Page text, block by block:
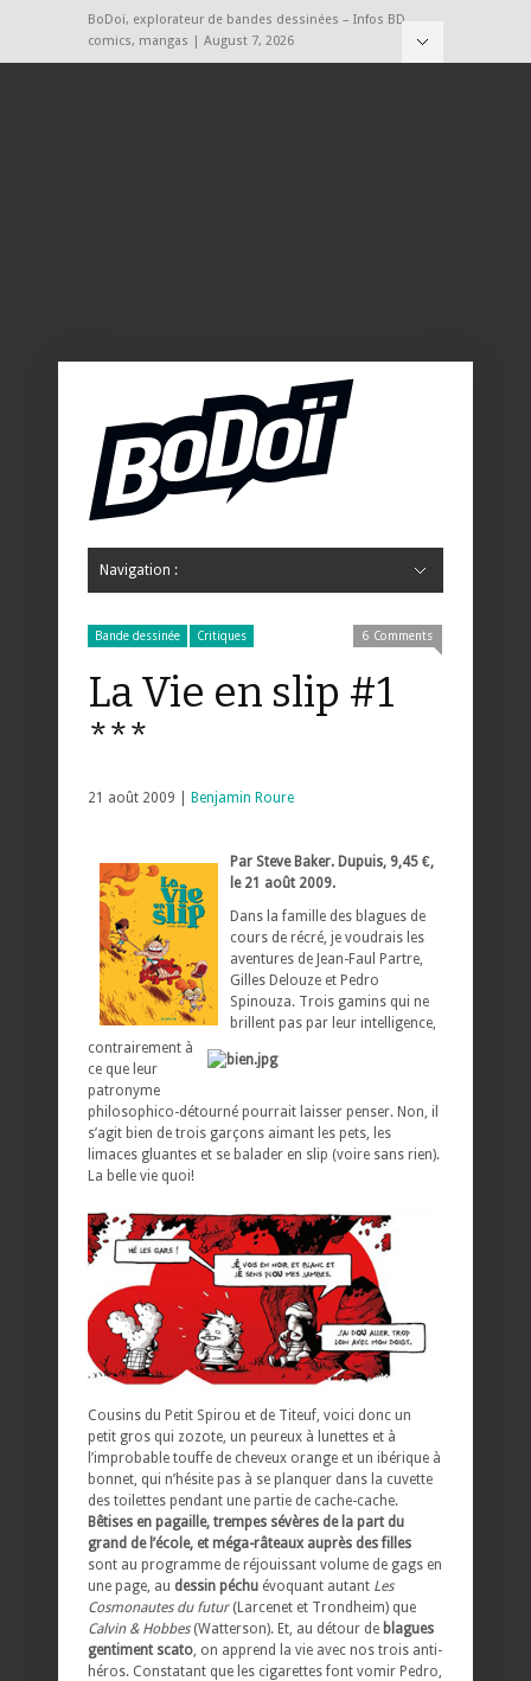
BoDoï, explorateur de bandes dessinées – Infos BD,
comics, mangas | August 7, 2026
Navigation :
Bande dessinée Critiques 6 Comments
La Vie en slip #1
***
21 août 2009 | Benjamin Roure
Par Steve Baker. Dupuis, 9,45 €,
le 21 août 2009.
Dans la famille des blagues de
cours de récré, je voudrais les
aventures de Jean-Faul Partre,
Gilles Delouze et Pedro
Spinouza. Trois gamins qui ne
brillent pas par leur intelligence,
contrairement à
ce que leur
patronyme
philosophico-détourné pourrait laisser penser. Non, il
s’agit bien de trois garçons aimant les pets, les
limaces gluantes et se balader en slip (voire sans rien).
La belle vie quoi!
Cousins du Petit Spirou et de Titeuf, voici donc un
petit gros qui zozote, un peureux à lunettes et à
l’improbable touffe de cheveux orange et un ibérique à
bonnet, qui n’hésite pas à se planquer dans la cuvette
des toilettes pendant une partie de cache-cache.
Bêtises en pagaille, trempes sévères de la part du
grand de l’école, et méga-râteaux auprès des filles
sont au programme de réjouissant volume de gags en
une page, au dessin péchu évoquant autant Les
Cosmonautes du futur(Larcenet et Trondheim) que
Calvin & Hobbes(Watterson). Et, au détour de blagues
gentiment scato , on apprend la vie avec nos trois anti-
héros. Constatant que les cigarettes font vomir Pedro,